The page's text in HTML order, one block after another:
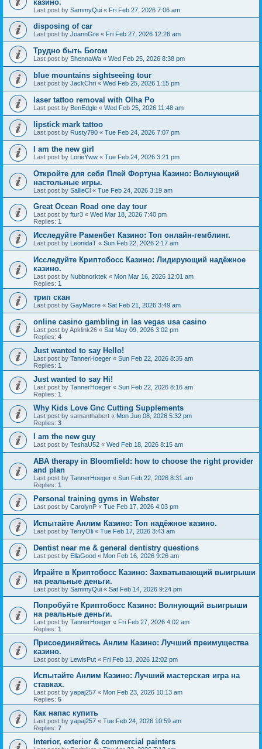
казино.
Last post by SammyQui « Fri Feb 27, 2026 7:06 am
disposing of car
Last post by JoannGre « Fri Feb 27, 2026 12:26 am
Трудно быть Богом
Last post by ShennaWa « Wed Feb 25, 2026 8:38 pm
blue mountains sightseeing tour
Last post by JackChri « Wed Feb 25, 2026 1:15 pm
laser tattoo removal with Olha Po
Last post by BenEdgle « Wed Feb 25, 2026 11:48 am
lipstick mark tattoo
Last post by Rusty790 « Tue Feb 24, 2026 7:07 pm
I am the new girl
Last post by LorieYww « Tue Feb 24, 2026 3:21 pm
Откройте для себя Плей Фортуна Казино: Волнующий
настольные игры.
Last post by SallieCl « Tue Feb 24, 2026 3:19 am
Great Ocean Road one day tour
Last post by ftur3 « Wed Mar 18, 2026 7:40 pm
Replies: 1
Исследуйте Раменбет Казино: Топ онлайн-гемблинг.
Last post by LeonidaT « Sun Feb 22, 2026 2:17 am
Исследуйте Криптобосс Казино: Лидирующий надёжное
казино.
Last post by Nubbnorktek « Mon Mar 16, 2026 12:01 am
Replies: 1
трип скан
Last post by GayMacre « Sat Feb 21, 2026 3:49 am
online casino gambling in las vegas usa casino
Last post byApklink26 « Sat May 09, 2026 3:02 pm
Replies: 4
Just wanted to say Hello!
Last post by TannerHoeger « Sun Feb 22, 2026 8:35 am
Replies: 1
Just wanted to say Hi!
Last post by TannerHoeger « Sun Feb 22, 2026 8:16 am
Replies: 1
Why Kids Love Gnc Cutting Supplements
Last post by samanthabert « Mon Jun 08, 2026 5:32 pm
Replies: 3
I am the new guy
Last post by TeshaU52 « Wed Feb 18, 2026 8:15 am
ABA therapy in Bloomfield: how to choose the right provider
and plan
Last post by TannerHoeger « Sun Feb 22, 2026 8:31 am
Replies: 1
Personal training gyms in Webster
Last post by CarolynP « Tue Feb 17, 2026 4:03 pm
Испытайте Анлим Казино: Топ надёжное казино.
Last post by TerryOli « Tue Feb 17, 2026 3:43 am
Dentist near me & general dentistry questions
Last post by EllaGood « Mon Feb 16, 2026 9:26 am
Играйте в Криптобосс Казино: Захватывающий выигрыши
на реальные деньги.
Last post by SammyQui « Sat Feb 14, 2026 9:24 pm
Попробуйте Криптобосс Казино: Волнующий выигрыши
на реальные деньги.
Last post by TannerHoeger « Fri Feb 27, 2026 4:02 am
Replies: 1
Присоединяйтесь Анлим Казино: Лучший преимущества
казино.
Last post by LewisPut « Fri Feb 13, 2026 12:02 pm
Испытайте Анлим Казино: Лучший мастерская игра на
ставках.
Last post by yapaj257 « Mon Feb 23, 2026 10:13 am
Replies: 5
Как напас купить
Last post by yapaj257 « Tue Feb 24, 2026 10:59 am
Replies: 7
Interior, exterior & commercial painters